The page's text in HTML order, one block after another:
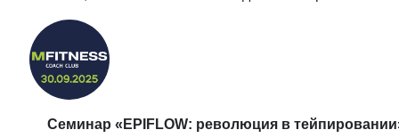
Семинар «EPIFLOW: революция в